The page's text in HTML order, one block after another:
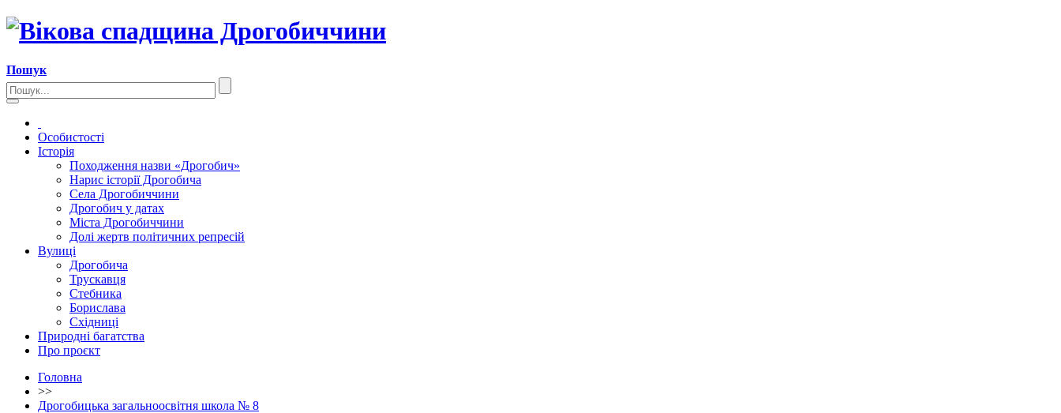
Пошук
Особистості
Історія
Походження назви «Дрогобич»
Нарис історії Дрогобича
Села Дрогобиччини
Дрогобич у датах
Міста Дрогобиччини
Долі жертв політичних репресій
Вулиці
Дрогобича
Трускавця
Стебника
Борислава
Східниці
Природні багатства
Про проєкт
Головна
>>
Дрогобицька загальноосвітня школа № 8